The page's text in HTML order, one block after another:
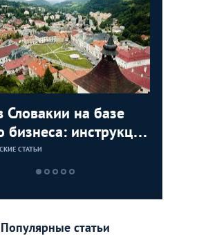
на базе
бизнеса: инструкция
СНГ
СТАТЬИ
Популярные статьи